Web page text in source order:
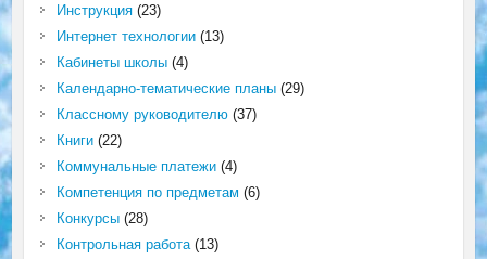
Инструкция(23)
Интернет технологии(13)
Кабинеты школы(4)
Календарно-тематические планы(29)
Классному руководителю(37)
Книги(22)
Коммунальные платежи(4)
Компетенция по предметам (6)
Конкурсы(28)
Контрольная работа(13)